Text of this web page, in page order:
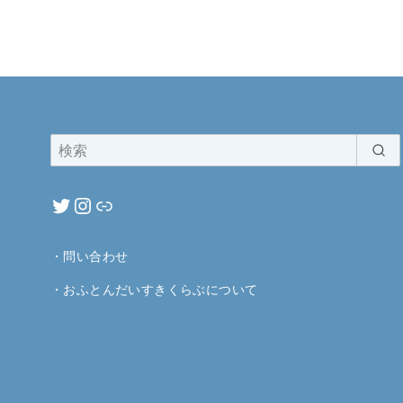
・ 問い合わせ
・ おふとんだいすきくらぶについて